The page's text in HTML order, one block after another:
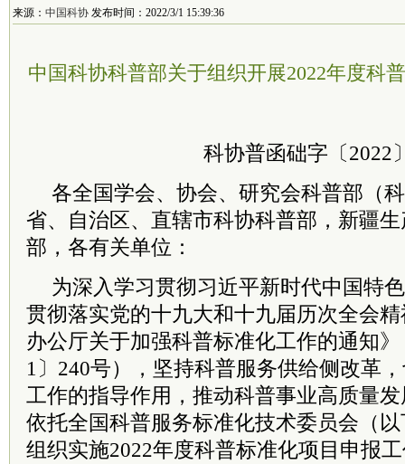
来源： 中国科协 发布时间：2022/3/1 15:39:36
中国科协科普部关于组织开展2022年度科
科协普函础字〔2022
各全国学会、协会、研究会科普部（
省、自治区、直辖市科协科普部，新疆
部，各有关单位：
为深入学习贯彻习近平新时代中国特色
贯彻落实党的十九大和十九届历次全会
办公厅关于加强科普标准化工作的通知
1〕240号），坚持科普服务供给侧改革
工作的指导作用，推动科普事业高质量
依托全国科普服务标准化技术委员会（以
组织实施2022年度科普标准化项目申报